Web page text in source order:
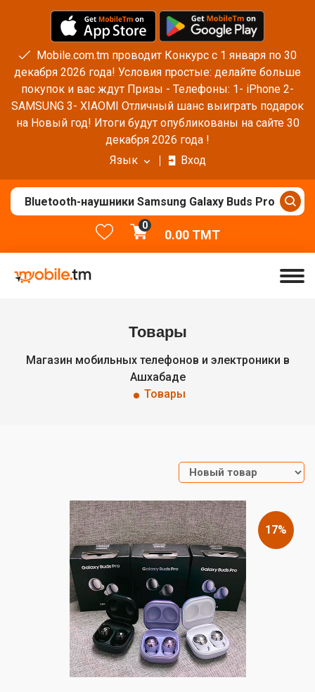
Mobile.com.tm проводит Конкурс с 1 января по 30
декабря 2026 года! Условия простые: делайте больше
покупок и вас ждут Призы - Телефоны: 1- iPhone 2-
SAMSUNG 3- XIAOMI Отличный шанс выиграть подарок
на Новый год! Итоги будут опубликованы на сайте 30
декабря 2026 года !
Язык
Вход
0
0.00TMT
Товары
Магазин мобильных телефонов и электроники в
Ашхабаде
Товары
17%